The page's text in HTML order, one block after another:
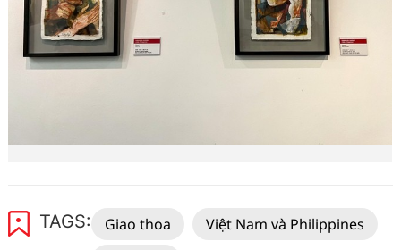
TAGS: Giao thoa
Việt Nam và Philippines